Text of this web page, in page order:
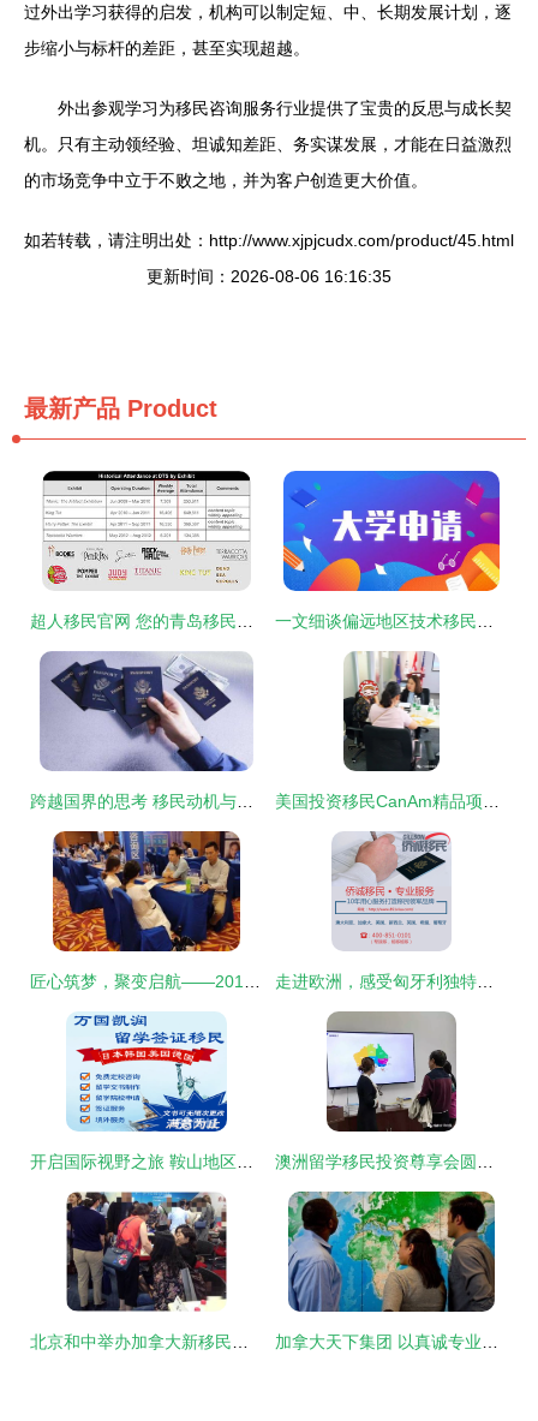
过外出学习获得的启发，机构可以制定短、中、长期发展计划，逐
步缩小与标杆的差距，甚至实现超越。
外出参观学习为移民咨询服务行业提供了宝贵的反思与成长契
机。只有主动领经验、坦诚知差距、务实谋发展，才能在日益激烈
的市场竞争中立于不败之地，并为客户创造更大价值。
如若转载，请注明出处：http://www.xjpjcudx.com/product/45.html
更新时间：2026-08-06 16:16:35
最新产品 Product